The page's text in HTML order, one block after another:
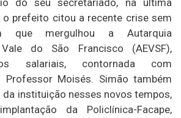
do seu secretariado, na última
prefeito citou a recente crise sem
que mergulhou a Autarquia
do São Francisco (AEVSF),
salariais, contornada com
Professor Moisés. Simão também
instituição nesses novos tempos,
da Policlínica-Facape,